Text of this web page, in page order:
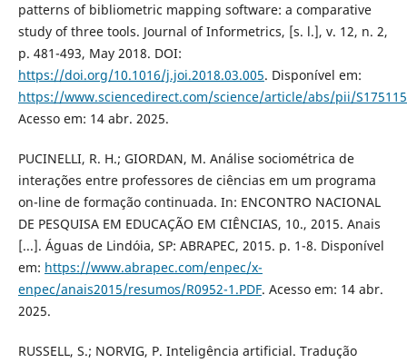
patterns of bibliometric mapping software: a comparative
study of three tools. Journal of Informetrics, [s. l.], v. 12, n. 2,
p. 481-493, May 2018. DOI:
https://doi.org/10.1016/j.joi.2018.03.005. Disponível em:
https://www.sciencedirect.com/science/article/abs/pii/
Acesso em: 14 abr. 2025.
PUCINELLI, R. H.; GIORDAN, M. Análise sociométrica de
interações entre professores de ciências em um programa
on-line de formação continuada. In: ENCONTRO NACIONAL
DE PESQUISA EM EDUCAÇÃO EM CIÊNCIAS, 10., 2015. Anais
[...]. Águas de Lindóia, SP: ABRAPEC, 2015. p. 1-8. Disponível
em: https://www.abrapec.com/enpec/x-
enpec/anais2015/resumos/R0952-1.PDF. Acesso em: 14 abr.
2025.
RUSSELL, S.; NORVIG, P. Inteligência artificial. Tradução